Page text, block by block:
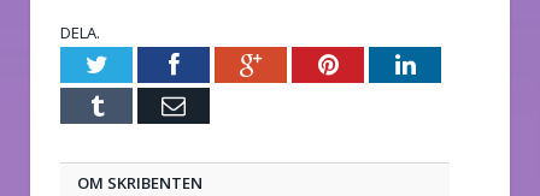
DELA.
TwitterFacebookGoogle+PinterestLinkedIn
Tumblr E-
OM SKRIBENTEN